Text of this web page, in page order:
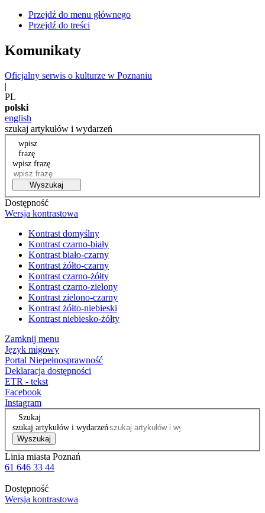
Przejdź do menu głównego
Przejdź do treści
Komunikaty
Oficjalny serwis o kulturze w Poznaniu
|
PL
polski
english
szukaj artykułów i wydarzeń
wpisz
frazę
wpisz frazę
Wyszukaj
Dostępność
Wersja kontrastowa
Kontrast domyślny
Kontrast czarno-biały
Kontrast biało-czarny
Kontrast żółto-czarny
Kontrast czarno-żółty
Kontrast czarno-zielony
Kontrast zielono-czarny
Kontrast żółto-niebieski
Kontrast niebiesko-żółty
Zamknij menu
Język migowy
Portal Niepełnosprawność
Deklaracja dostępności
ETR - tekst
Facebook
Instagram
Szukaj
szukaj artykułów i wydarzeń
Wyszukaj
Linia miasta Poznań
61 646 33 44
Dostępność
Wersja kontrastowa